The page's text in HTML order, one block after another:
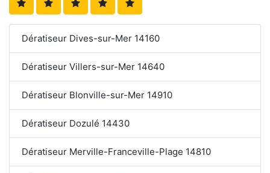
Dératiseur Dives-sur-Mer 14160
Dératiseur Villers-sur-Mer 14640
Dératiseur Blonville-sur-Mer 14910
Dératiseur Dozulé 14430
Dératiseur Merville-Franceville-Plage 14810